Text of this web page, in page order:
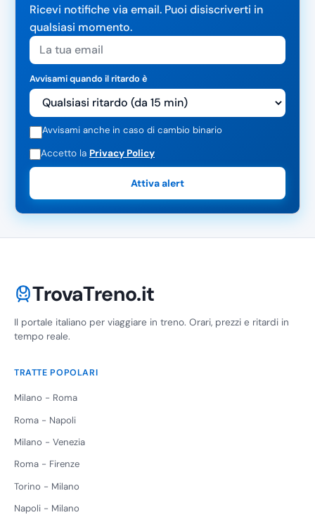
Ricevi notifiche via email. Puoi disiscriverti in
qualsiasi momento.
Avvisami quando il ritardo è
Avvisami anche in caso di cambio binario
Accetto la Privacy Policy
Attiva alert
TrovaTreno.it
Il portale italiano per viaggiare in treno. Orari, prezzi e ritardi in
tempo reale.
TRATTE POPOLARI
Milano - Roma
Roma - Napoli
Milano - Venezia
Roma - Firenze
Torino - Milano
Napoli - Milano